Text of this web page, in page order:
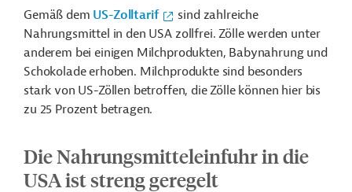
Gemäß dem US-Zolltarif
sind zahlreiche
Nahrungsmittel in den USA zollfrei. Zölle werden unter
anderem bei einigen Milchprodukten, Babynahrung und
Schokolade erhoben. Milchprodukte sind besonders
stark von US-Zöllen betroffen, die Zölle können hier bis
zu 25 Prozent betragen.
Die Nahrungsmitteleinfuhr in die
USA ist streng geregelt